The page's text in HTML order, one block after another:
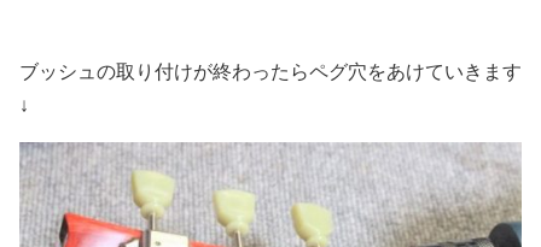
ブッシュの取り付けが終わったらペグ穴をあけていきます
↓